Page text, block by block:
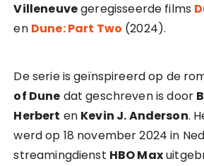
Villeneuvegeregisseerde films
en Dune: Part Two (2024).
De serie is geïnspireerd op de
of Dune dat geschreven is door
Herbert en Kevin J. Anderson.
werd op 18 november 2024 in
streamingdienst HBO Max